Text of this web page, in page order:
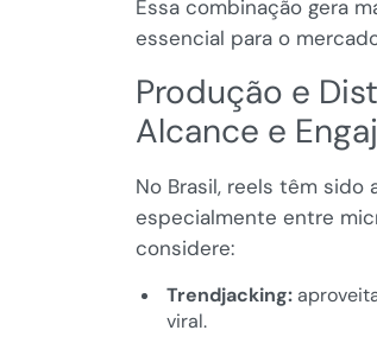
Essa combinação gera
essencial para o
Produção e
Alcance e
No Brasil, reels têm sido
especialmente entre
considere:
Trendjacking:
viral.